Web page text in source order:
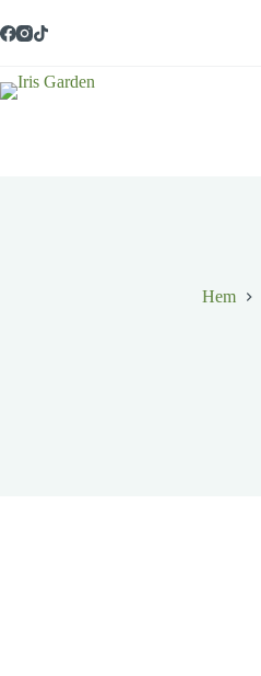
till
innehåll
Hem